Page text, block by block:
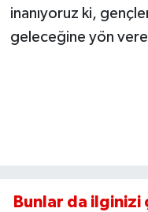
inanıyoruz ki,
geleceğine yön
Bunlar da ilginizi